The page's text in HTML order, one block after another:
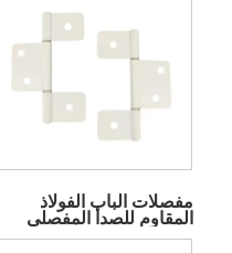
مفصلات الباب الفولاذ
المقاوم للصدأ المفصلي